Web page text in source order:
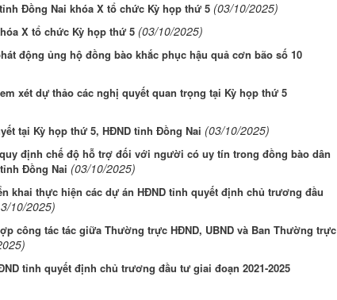
Đồng Nai khóa X tổ chức Kỳ họp thứ 5 (03/10/2025)
X tổ chức Kỳ họp thứ 5 (03/10/2025)
động ủng hộ đồng bào khắc phục hậu quả cơn bão số 10
xét dự thảo các nghị quyết quan trọng tại Kỳ họp thứ 5
tại Kỳ họp thứ 5, HĐND tỉnh Đồng Nai (03/10/2025)
định chế độ hỗ trợ đối với người có uy tín trong đồng bào dân
Đồng Nai (03/10/2025)
khai thực hiện các dự án HĐND tỉnh quyết định chủ trương đầu
10/2025)
công tác tác giữa Thường trực HĐND, UBND và Ban Thường trực
tỉnh quyết định chủ trương đầu tư giai đoạn 2021-2025